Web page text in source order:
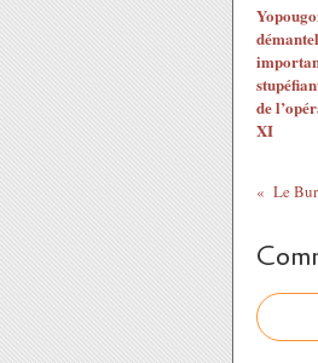
de
XI